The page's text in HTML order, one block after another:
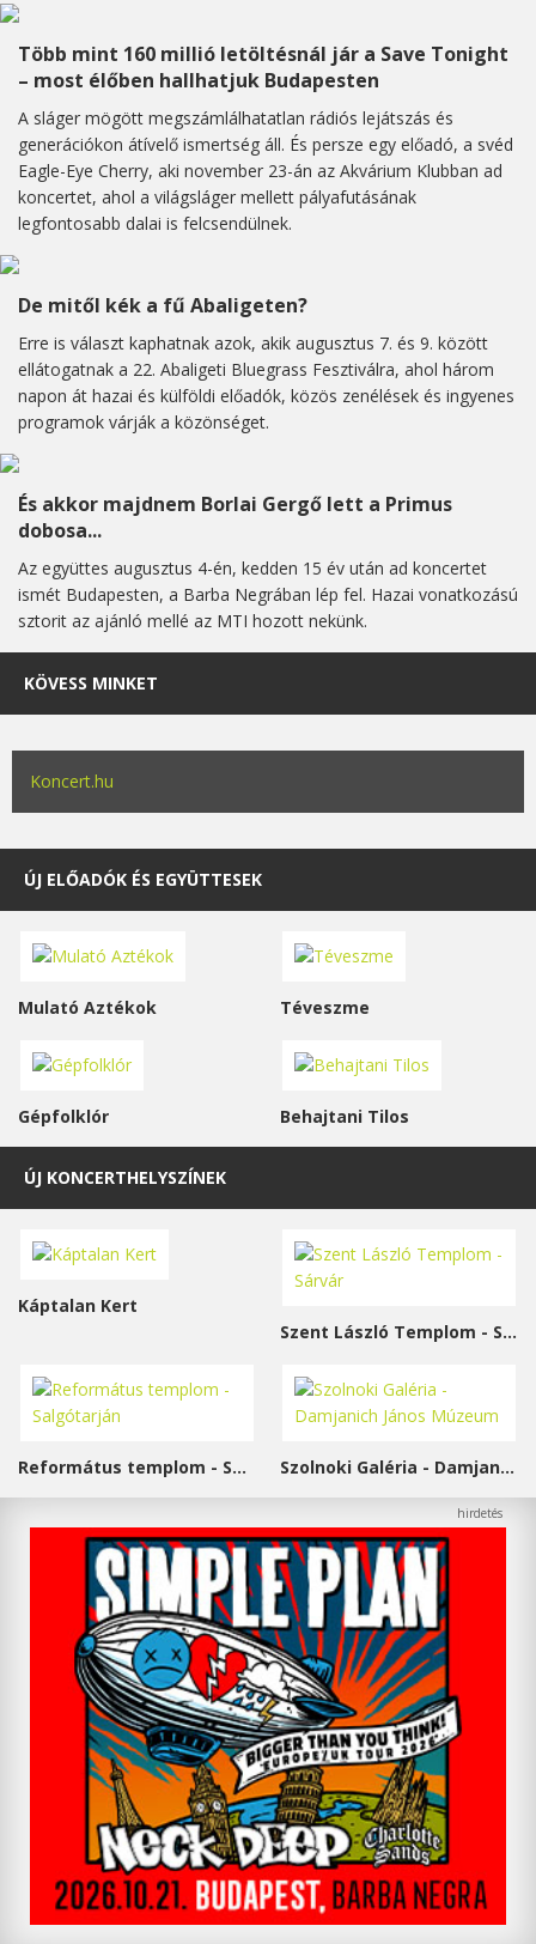
Több mint 160 millió letöltésnál jár a Save Tonight
– most élőben hallhatjuk Budapesten
A sláger mögött megszámlálhatatlan rádiós lejátszás és
generációkon átívelő ismertség áll. És persze egy előadó, a svéd
Eagle-Eye Cherry, aki november 23-án az Akvárium Klubban ad
koncertet, ahol a világsláger mellett pályafutásának
legfontosabb dalai is felcsendülnek.
De mitől kék a fű Abaligeten?
Erre is választ kaphatnak azok, akik augusztus 7. és 9. között
ellátogatnak a 22. Abaligeti Bluegrass Fesztiválra, ahol három
napon át hazai és külföldi előadók, közös zenélések és ingyenes
programok várják a közönséget.
És akkor majdnem Borlai Gergő lett a Primus
dobosa...
Az együttes augusztus 4-én, kedden 15 év után ad koncertet
ismét Budapesten, a Barba Negrában lép fel. Hazai vonatkozású
sztorit az ajánló mellé az MTI hozott nekünk.
KÖVESS MINKET
Koncert.hu
ÚJ ELŐADÓK ÉS EGYÜTTESEK
Mulató Aztékok Téveszme
Gépfolklór Behajtani Tilos
ÚJ KONCERTHELYSZÍNEK
Káptalan Kert
Szent László Templom - Sárvár
Református templom - Salgótarján Szolnoki Galéria - Damjanich János Múzeum